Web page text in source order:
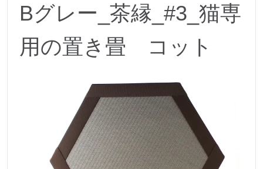
Bグレー_茶縁_#3_猫専
用の置き畳 コット